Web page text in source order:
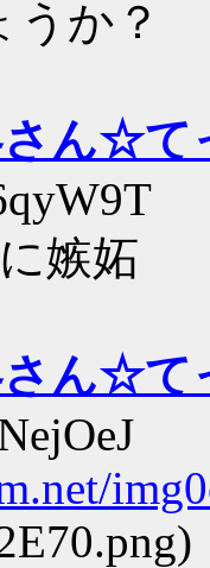
うか？
ん☆て
嫉妬
ん☆て